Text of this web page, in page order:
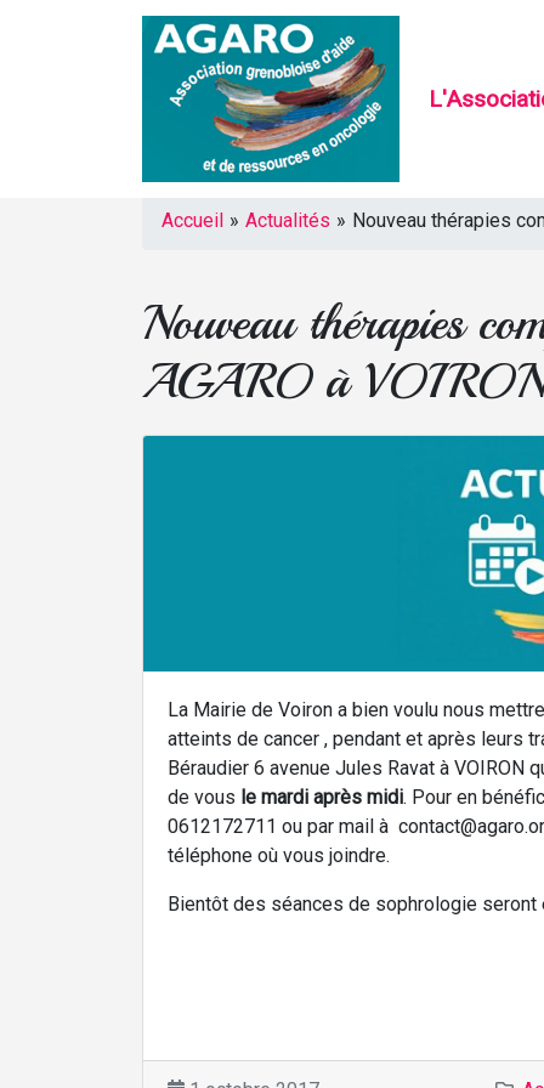
Accueil » Actualités » Nouveau thérapies
Nouveau thérapies
AGARO à VOIRON
La Mairie de Voiron a bien voulu nous
atteints de cancer , pendant et après leurs
Béraudier 6 avenue Jules Ravat à
de vous le mardi après midi. Pour en
0612172711 ou par mail à
téléphone où vous joindre.
Bientôt des séances de sophrologie